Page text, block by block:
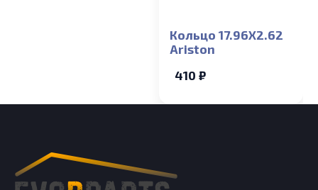
Кольцо 17.96X2.62
Ariston
410 ₽